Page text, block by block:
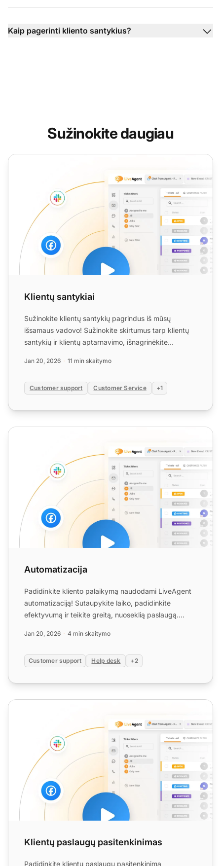
Kaip pagerinti kliento santykius?
Sužinokite daugiau
Klientų santykiai
Klientų santykiai
Sužinokite klientų santykių pagrindus iš mūsų
išsamaus vadovo! Sužinokite skirtumus tarp klientų
santykių ir klientų aptarnavimo, išnagrinėkite
Jan 20, 2026 11 min skaitymo
Customer support Customer Service +1
Automatizacija
Automatizacija
Padidinkite kliento palaikymą naudodami LiveAgent
automatizaciją! Sutaupykite laiko, padidinkite
efektyvumą ir teikite greitą, nuoseklią paslaugą.
Jan 20, 2026 4 min skaitymo
Customer support Help desk +2
Klientų paslaugų pasitenkinimas
Klientų paslaugų pasitenkinimas
Padidinkite klientų paslaugų pasitenkinimą